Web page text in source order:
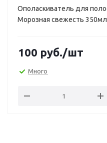
Ополаскиватель для
Морозная свежесть
100 руб./шт
Много